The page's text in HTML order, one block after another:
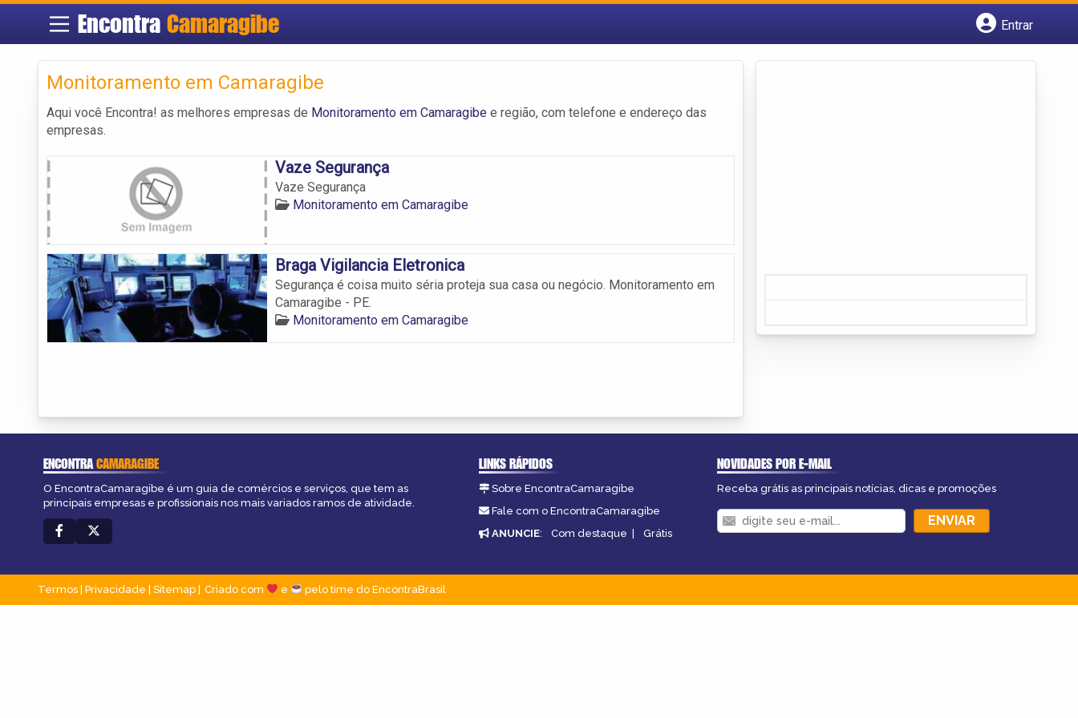
EncontraCamaragibe
Entrar
Monitoramento em Camaragibe
Aqui você Encontra! as melhores empresas de Monitoramento em Camaragibe e região, com telefone e endereço das
empresas.
Vaze Segurança
Vaze Segurança
Monitoramento em Camaragibe
Braga Vigilancia Eletronica
Segurança é coisa muito séria proteja sua casa ou negócio. Monitoramento em
Camaragibe - PE.
Monitoramento em Camaragibe
ENCONTRACAMARAGIBE
O EncontraCamaragibe é um guia de comércios e serviços, que tem as
principais empresas e profissionais nos mais variados ramos de atividade.
LINKS RÁPIDOS
Sobre EncontraCamaragibe
Fale com o EncontraCamaragibe
ANUNCIE: Com destaque | Grátis
NOVIDADES POR E-MAIL
Receba grátis as principais notícias, dicas e promoções
Termos Privacidade Sitemap Criado com e pelo time do EncontraBrasil